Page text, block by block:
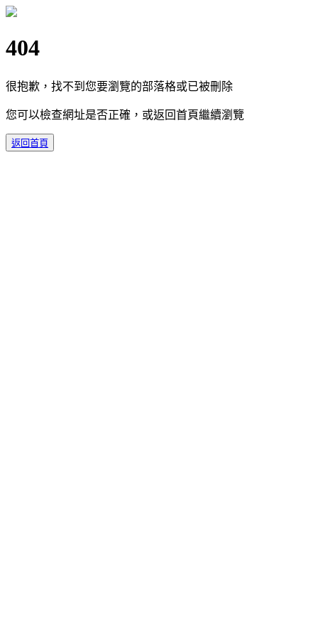
404
很抱歉，找不到您要瀏覽的部落格或已被刪除
您可以檢查網址是否正確，或返回首頁繼續瀏覽
返回首頁